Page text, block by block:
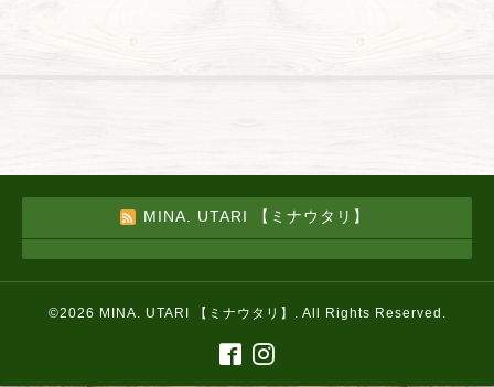
MINA. UTARI 【ミナウタリ】
©2026 MINA. UTARI 【ミナウタリ】 . All Rights Reserved.